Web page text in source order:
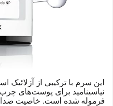
این سرم با ترکیبی از آزلائیک
نیاسینامید برای پوست‌های
فرموله شده است. خاصیت